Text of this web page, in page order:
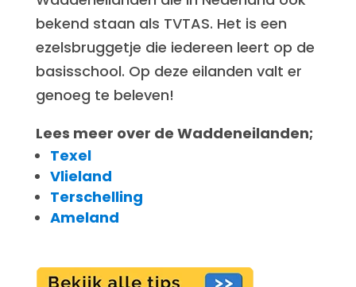
bekend staan als TVTAS. Het is een
ezelsbruggetje die iedereen leert op de
basisschool. Op deze eilanden valt er
genoeg te beleven!
Lees meer over de Waddeneilanden;
Texel
Vlieland
Terschelling
Ameland